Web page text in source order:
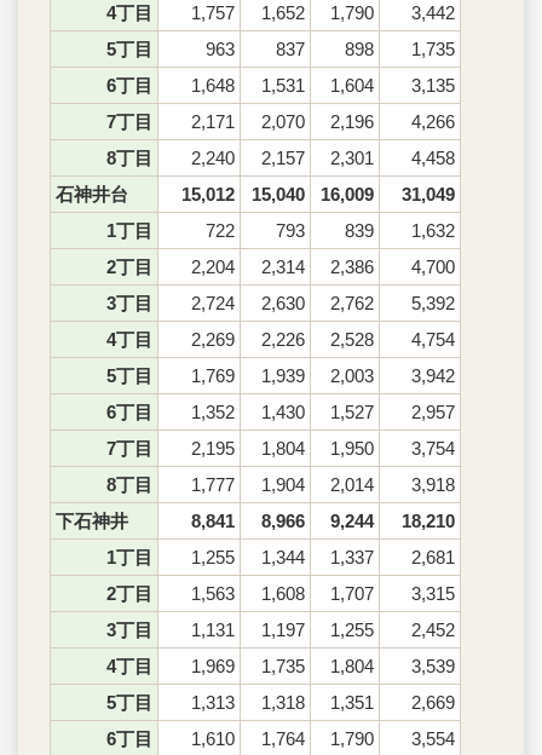
4丁目
1,757 1,652 1,790
3,442
5丁目
963 837 898
1,735
6丁目
1,648 1,531 1,604
3,135
7丁目
2,171 2,070 2,196
4,266
8丁目
2,240 2,157 2,301
4,458
石神井台
15,012 15,040 16,009
31,049
1丁目
722 793 839
1,632
2丁目
2,204 2,314 2,386
4,700
3丁目
2,724 2,630 2,762
5,392
4丁目
2,269 2,226 2,528
4,754
5丁目
1,769 1,939 2,003
3,942
6丁目
1,352 1,430 1,527
2,957
7丁目
2,195 1,804 1,950
3,754
8丁目
1,777 1,904 2,014
3,918
下石神井
8,841 8,966 9,244
18,210
1丁目
1,255 1,344 1,337
2,681
2丁目
1,563 1,608 1,707
3,315
3丁目
1,131 1,197 1,255
2,452
4丁目
1,969 1,735 1,804
3,539
5丁目
1,313 1,318 1,351
2,669
6丁目
1,610 1,764 1,790 3,554